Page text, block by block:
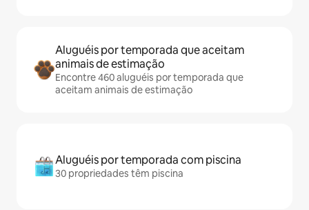
Aluguéis por temporada que aceitam
animais de estimação
Encontre 460 aluguéis por temporada que
aceitam animais de estimação
Aluguéis por temporada com piscina
30 propriedades têm piscina